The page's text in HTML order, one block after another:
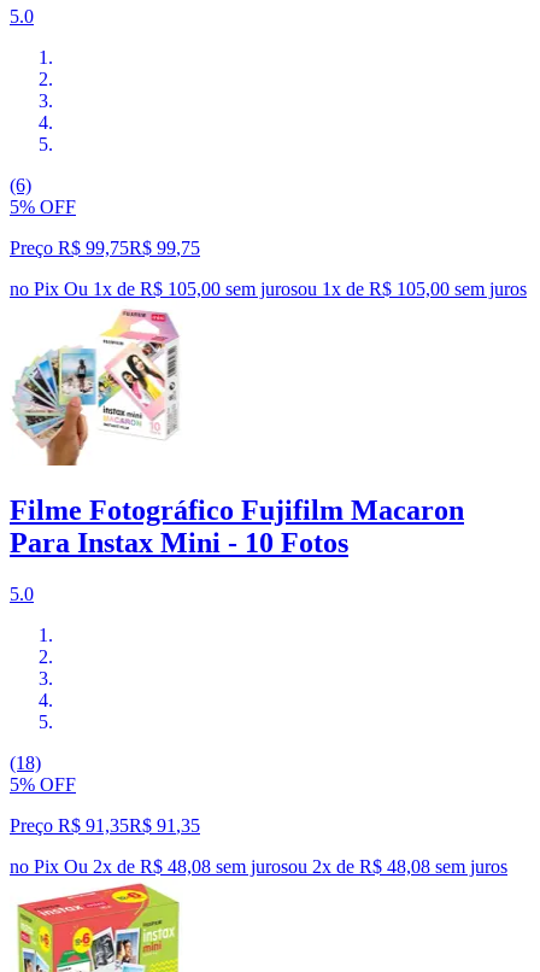
5.0
(6)
5% OFF
Preço R$ 99,75R$ 99,75
no Pix Ou 1x de R$ 105,00 sem jurosou 1x de R$ 105,00 sem juros
Filme Fotográfico Fujifilm Macaron
Para Instax Mini - 10 Fotos
5.0
(18)
5% OFF
Preço R$ 91,35R$ 91 ,35
no Pix Ou 2x de R$ 48,08 sem jurosou 2x de R$ 48,08 sem juros